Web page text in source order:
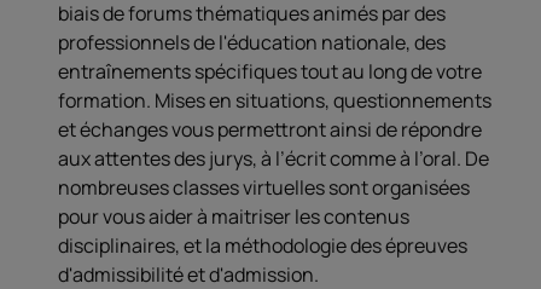
biais de forums thématiques animés par des
professionnels de l'éducation nationale, des
entraînements spécifiques tout au long de votre
formation. Mises en situations, questionnements
et échanges vous permettront ainsi de répondre
aux attentes des jurys, à l’écrit comme à l’oral. De
nombreuses classes virtuelles sont organisées
pour vous aider à maitriser les contenus
disciplinaires, et la méthodologie des épreuves
d'admissibilité et d'admission.